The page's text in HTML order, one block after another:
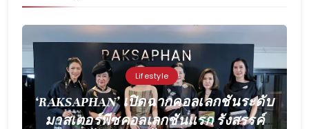
Lifestyle
‘RAKSAPHAN’ เปิดฉากคอลเลกชันระดับ
มาสเตอร์พีซคอลเลกชันแรก รังสรรค์